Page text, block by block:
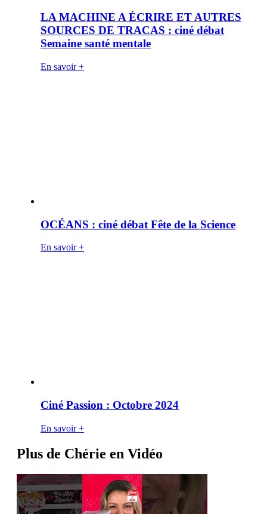
LA MACHINE A ÉCRIRE ET AUTRES
SOURCES DE TRACAS : ciné débat
Semaine santé mentale
En savoir +
OCÉANS : ciné débat Fête de la Science
En savoir +
Ciné Passion : Octobre 2024
En savoir +
Plus de Chérie en Vidéo